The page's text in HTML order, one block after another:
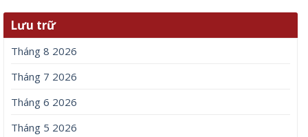
Lưu trữ
Tháng 8 2026
Tháng 7 2026
Tháng 6 2026
Tháng 5 2026